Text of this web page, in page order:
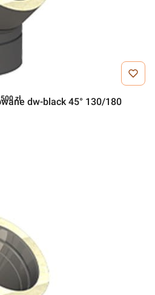
zł
dw-black 45° 130/180